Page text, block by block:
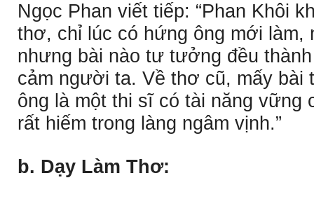
Ngọc Phan viết tiếp: “Phan Khôi
thơ, chỉ lúc có hứng ông mới làm,
nhưng bài nào tư tưởng đều
cảm người ta. Về thơ cũ, mấy bài
ông là một thi sĩ có tài năng vững
rất hiếm trong làng ngâm vịnh.”
b. Dạy Làm Thơ: